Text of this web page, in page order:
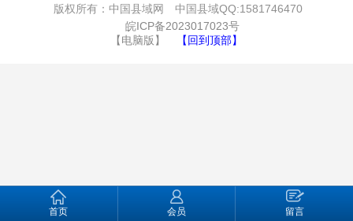
版权所有：中国县域网 中国县域QQ:1581746470
皖ICP备2023017023号
【电脑版】
【回到顶部】
首页 会员 留言